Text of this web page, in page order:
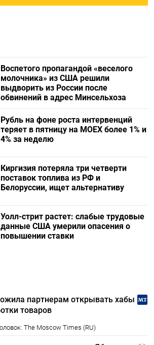
Воспетого пропагандой «веселого
молочника» из США решили
выдворить из России после
обвинений в адрес Минсельхоза
Рубль на фоне роста интервенций
теряет в пятницу на МОЕХ более 1% и
4% за неделю
Киргизия потеряла три четверти
поставок топлива из РФ и
Белоруссии, ищет альтернативу
Уолл-стрит растет: слабые трудовые
данные США умерили опасения о
повышении ставки